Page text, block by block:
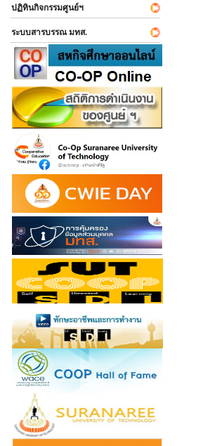
ปฏิทินกิจกรรมศูนย์ฯ
ระบบสารบรรณ มทส.